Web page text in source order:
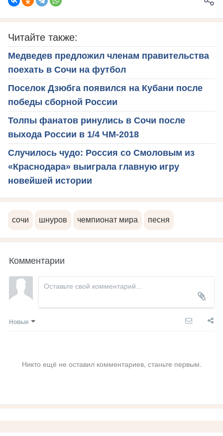
Читайте также:
Медведев предложил членам правительства
поехать в Сочи на футбол
Поселок Дзюбга появился на Кубани после
победы сборной России
Толпы фанатов ринулись в Сочи после
выхода России в 1/4 ЧМ-2018
Случилось чудо: Россия со Смоловым из
«Краснодара» выиграла главную игру
новейшей истории
сочи шнуров чемпионат мира песня
Комментарии
Новые
Никто ещё не оставил комментариев, станьте первым.